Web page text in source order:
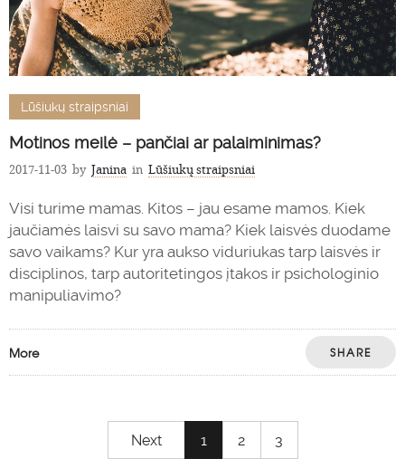
Lūšiukų straipsniai
Motinos meilė – pančiai ar palaiminimas?
2017-11-03 by Janina in Lūšiukų straipsniai
Visi turime mamas. Kitos – jau esame mamos. Kiek
jaučiamės laisvi su savo mama? Kiek laisvės duodame
savo vaikams? Kur yra aukso viduriukas tarp laisvės ir
disciplinos, tarp autoritetingos įtakos ir psichologinio
manipuliavimo?
More SHARE
Next 1 2 3